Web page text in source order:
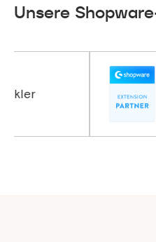
Unsere